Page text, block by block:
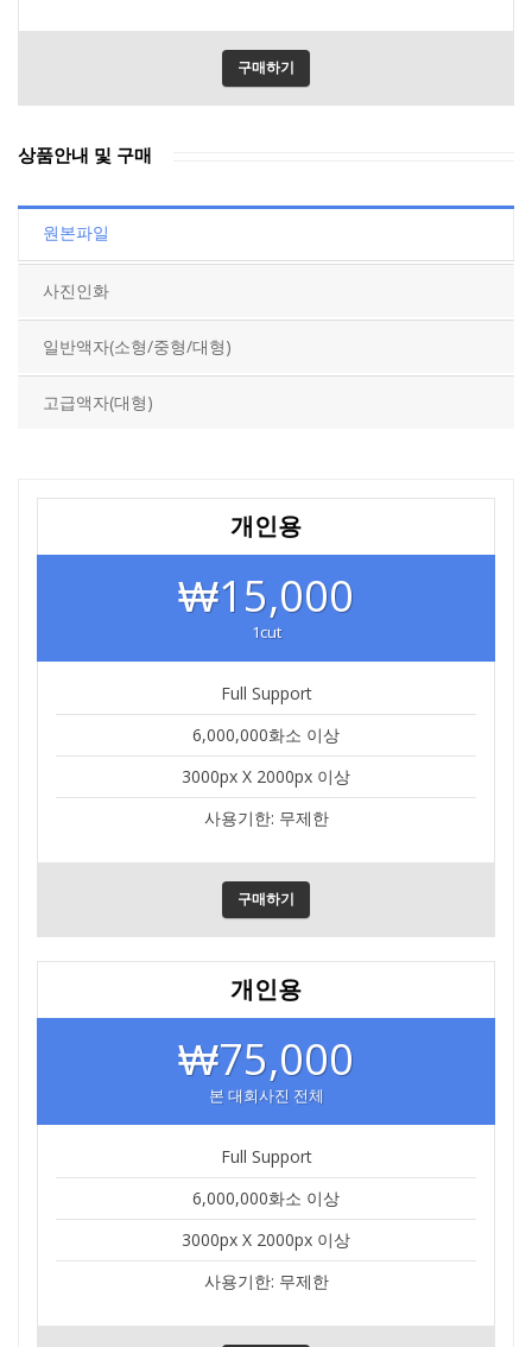
구매하기
상품안내 및 구매
원본파일
사진인화
일반액자(소형/중형/대형)
고급액자(대형)
개인용
₩15,000
1cut
Full Support
6,000,000화소 이상
3000px X 2000px 이상
사용기한: 무제한
구매하기
개인용
₩75,000
본 대회사진 전체
Full Support
6,000,000화소 이상
3000px X 2000px 이상
사용기한: 무제한